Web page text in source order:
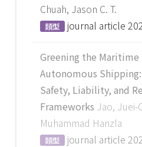
Chuah, Jason C. T.
類型 journal article
Greening the
Autonomous
Safety, Liability, and
Frameworks Jao, Juei-
Muhammad Hanzla
類型 journal article